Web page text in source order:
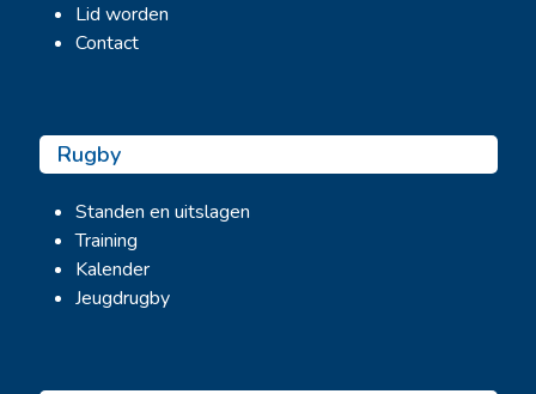
Lid worden
Contact
Rugby
Standen en uitslagen
Training
Kalender
Jeugdrugby